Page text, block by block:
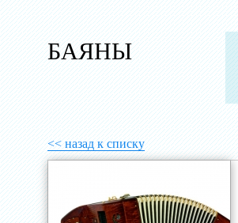
БАЯНЫ
<< назад к списку